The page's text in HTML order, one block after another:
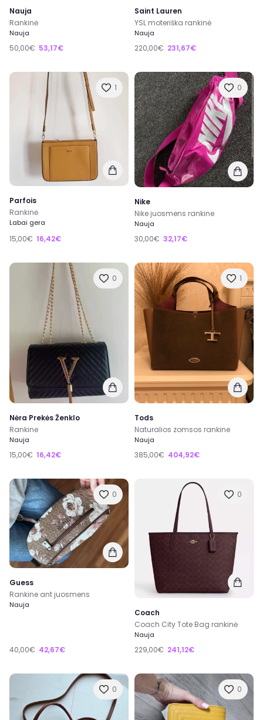
Nauja
Rankinė
Nauja
50,00€ 53,17€
Saint Lauren
YSL moteriška rankinė
Nauja
220,00€ 231,67€
1
Parfois
Rankinė
Labai gera
15,00€ 16,42€
0
Nike
Nike juosmens rankine
Nauja
30,00€ 32,17€
0
Nėra Prekės Ženklo
Rankine
Nauja
15,00€ 16,42€
1
Tods
Naturalios zomsos rankine
Nauja
385,00€ 404,92€
0
Guess
Rankine ant juosmens
Nauja
40,00€ 42,67€
0
Coach
Coach City Tote Bag rankinė
Nauja
229,00€ 241,12€
0 0